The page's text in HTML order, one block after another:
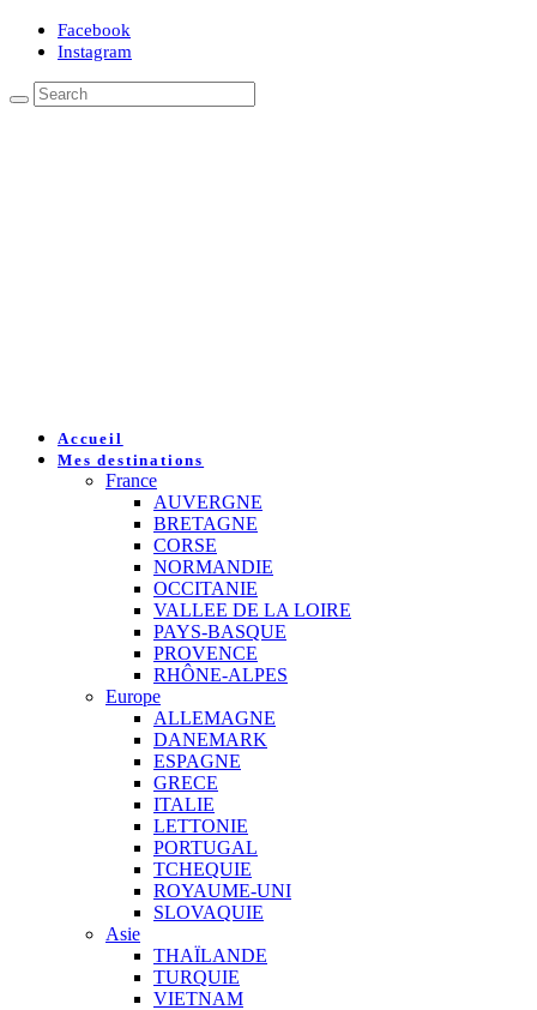
Facebook
Instagram
Accueil
Mes destinations
France
AUVERGNE
BRETAGNE
CORSE
NORMANDIE
OCCITANIE
VALLEE DE LA LOIRE
PAYS-BASQUE
PROVENCE
RHÔNE-ALPES
Europe
ALLEMAGNE
DANEMARK
ESPAGNE
GRECE
ITALIE
LETTONIE
PORTUGAL
TCHEQUIE
ROYAUME-UNI
SLOVAQUIE
Asie
THAÏLANDE
TURQUIE
VIETNAM